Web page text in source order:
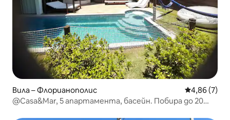
Вила – Флорианополис Средна
4,86 (7)
@Casa&Mar, 5 апартамента, басейн. Побира до 20